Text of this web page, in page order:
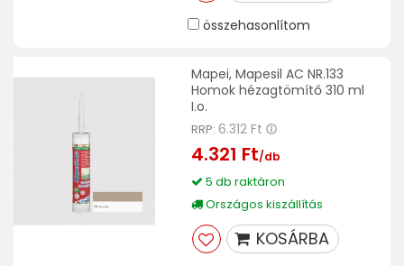
összehasonlítom
Mapei, Mapesil AC NR.133
Homok hézagtömítő 310 ml
I.o.
RRP: 6.312 Ft
4.321 Ft/db
5 db raktáron
Országos kiszállítás
KOSÁRBA